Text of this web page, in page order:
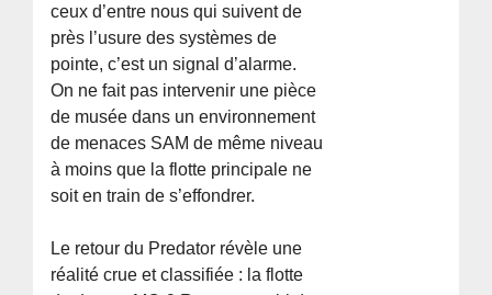
ceux d’entre nous qui suivent de
près l’usure des systèmes de
pointe, c’est un signal d’alarme.
On ne fait pas intervenir une pièce
de musée dans un environnement
de menaces SAM de même niveau
à moins que la flotte principale ne
soit en train de s’effondrer.
Le retour du Predator révèle une
réalité crue et classifiée : la flotte